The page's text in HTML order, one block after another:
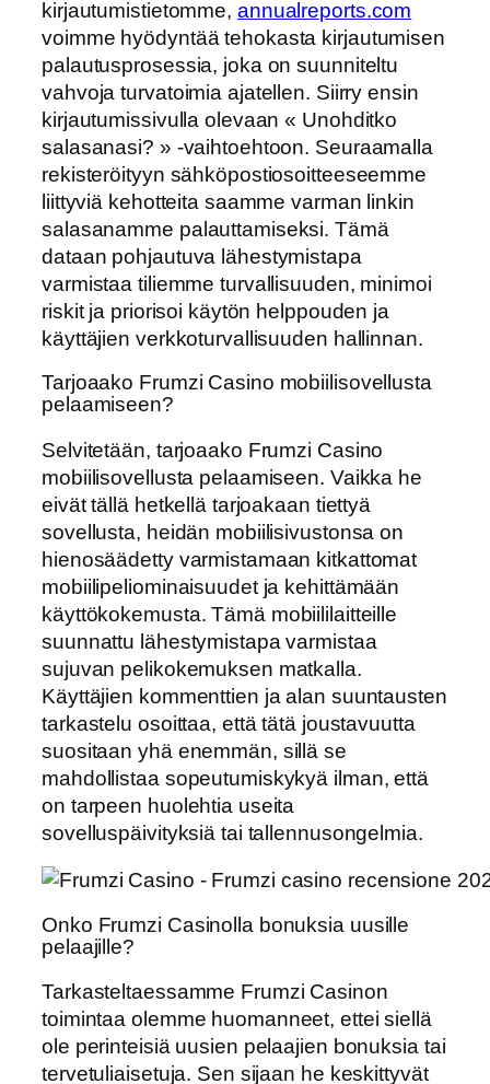
kirjautumistietomme, annualreports.com
voimme hyödyntää tehokasta kirjautumisen
palautusprosessia, joka on suunniteltu
vahvoja turvatoimia ajatellen. Siirry ensin
kirjautumissivulla olevaan « Unohditko
salasanasi? » -vaihtoehtoon. Seuraamalla
rekisteröityyn sähköpostiosoitteeseemme
liittyviä kehotteita saamme varman linkin
salasanamme palauttamiseksi. Tämä
dataan pohjautuva lähestymistapa
varmistaa tiliemme turvallisuuden, minimoi
riskit ja priorisoi käytön helppouden ja
käyttäjien verkkoturvallisuuden hallinnan.
Tarjoaako Frumzi Casino mobiilisovellusta
pelaamiseen?
Selvitetään, tarjoaako Frumzi Casino
mobiilisovellusta pelaamiseen. Vaikka he
eivät tällä hetkellä tarjoakaan tiettyä
sovellusta, heidän mobiilisivustonsa on
hienosäädetty varmistamaan kitkattomat
mobiilipeliominaisuudet ja kehittämään
käyttökokemusta. Tämä mobiililaitteille
suunnattu lähestymistapa varmistaa
sujuvan pelikokemuksen matkalla.
Käyttäjien kommenttien ja alan suuntausten
tarkastelu osoittaa, että tätä joustavuutta
suositaan yhä enemmän, sillä se
mahdollistaa sopeutumiskykyä ilman, että
on tarpeen huolehtia useita
sovelluspäivityksiä tai tallennusongelmia.
Onko Frumzi Casinolla bonuksia uusille
pelaajille?
Tarkasteltaessamme Frumzi Casinon
toimintaa olemme huomanneet, ettei siellä
ole perinteisiä uusien pelaajien bonuksia tai
tervetuliaisetuja. Sen sijaan he keskittyvät